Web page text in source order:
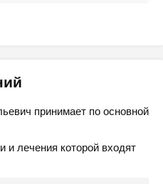
принимает по основной
и лечения которой входят